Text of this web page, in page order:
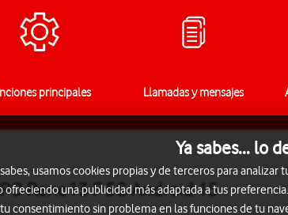
principales Llamadas y mensajes
Reno13 F 5G Android 15
Ya sabes... lo
usamos cookies propias y de terceros para
ofreciendo una publicidad más adaptada a tus
consentimiento sin problema en las funciones de tu